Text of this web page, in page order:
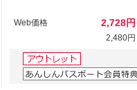
Web価格 2,728円
2,480円